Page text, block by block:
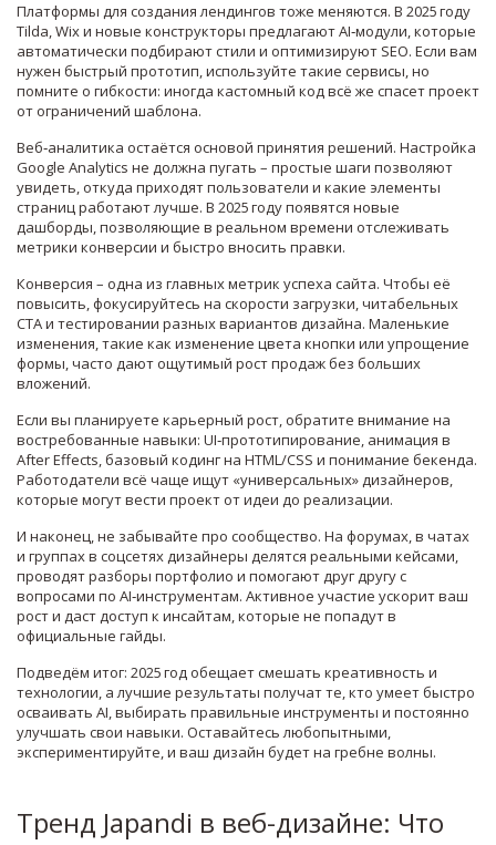
Платформы для создания лендингов тоже меняются. В 2025 году
Tilda, Wix и новые конструкторы предлагают AI‑модули, которые
автоматически подбирают стили и оптимизируют SEO. Если вам
нужен быстрый прототип, используйте такие сервисы, но
помните о гибкости: иногда кастомный код всё же спасет проект
от ограничений шаблона.
Веб‑аналитика остаётся основой принятия решений. Настройка
Google Analytics не должна пугать – простые шаги позволяют
увидеть, откуда приходят пользователи и какие элементы
страниц работают лучше. В 2025 году появятся новые
дашборды, позволяющие в реальном времени отслеживать
метрики конверсии и быстро вносить правки.
Конверсия – одна из главных метрик успеха сайта. Чтобы её
повысить, фокусируйтесь на скорости загрузки, читабельных
CTA и тестировании разных вариантов дизайна. Маленькие
изменения, такие как изменение цвета кнопки или упрощение
формы, часто дают ощутимый рост продаж без больших
вложений.
Если вы планируете карьерный рост, обратите внимание на
востребованные навыки: UI‑прототипирование, анимация в
After Effects, базовый кодинг на HTML/CSS и понимание бекенда.
Работодатели всё чаще ищут «универсальных» дизайнеров,
которые могут вести проект от идеи до реализации.
И наконец, не забывайте про сообщество. На форумах, в чатах
и группах в соцсетях дизайнеры делятся реальными кейсами,
проводят разборы портфолио и помогают друг другу с
вопросами по AI‑инструментам. Активное участие ускорит ваш
рост и даст доступ к инсайтам, которые не попадут в
официальные гайды.
Подведём итог: 2025 год обещает смешать креативность и
технологии, а лучшие результаты получат те, кто умеет быстро
осваивать AI, выбирать правильные инструменты и постоянно
улучшать свои навыки. Оставайтесь любопытными,
экспериментируйте, и ваш дизайн будет на гребне волны.
Тренд Japandi в веб-дизайне: Что